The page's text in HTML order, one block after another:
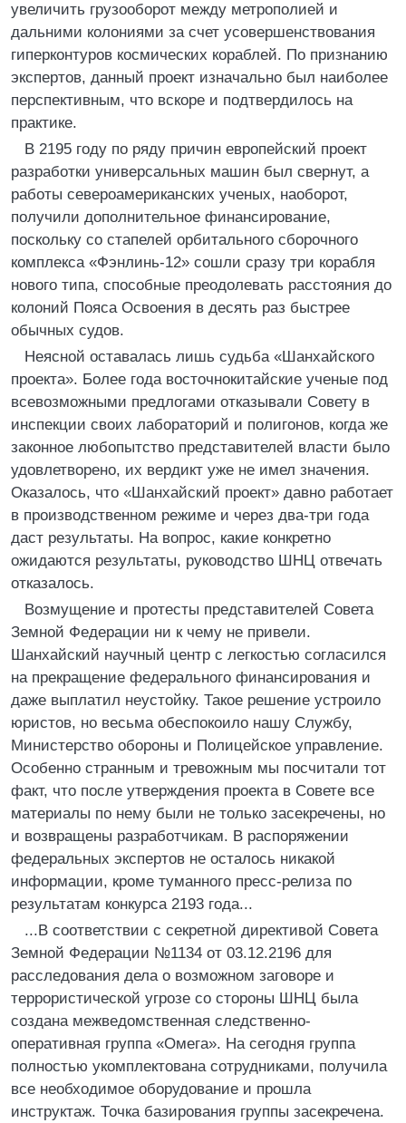
увеличить грузооборот между метрополией и
дальними колониями за счет усовершенствования
гиперконтуров космических кораблей. По признанию
экспертов, данный проект изначально был наиболее
перспективным, что вскоре и подтвердилось на
практике.
В 2195 году по ряду причин европейский проект
разработки универсальных машин был свернут, а
работы североамериканских ученых, наоборот,
получили дополнительное финансирование,
поскольку со стапелей орбитального сборочного
комплекса «Фэнлинь-12» сошли сразу три корабля
нового типа, способные преодолевать расстояния до
колоний Пояса Освоения в десять раз быстрее
обычных судов.
Неясной оставалась лишь судьба «Шанхайского
проекта». Более года восточнокитайские ученые под
всевозможными предлогами отказывали Совету в
инспекции своих лабораторий и полигонов, когда же
законное любопытство представителей власти было
удовлетворено, их вердикт уже не имел значения.
Оказалось, что «Шанхайский проект» давно работает
в производственном режиме и через два-три года
даст результаты. На вопрос, какие конкретно
ожидаются результаты, руководство ШНЦ отвечать
отказалось.
Возмущение и протесты представителей Совета
Земной Федерации ни к чему не привели.
Шанхайский научный центр с легкостью согласился
на прекращение федерального финансирования и
даже выплатил неустойку. Такое решение устроило
юристов, но весьма обеспокоило нашу Службу,
Министерство обороны и Полицейское управление.
Особенно странным и тревожным мы посчитали тот
факт, что после утверждения проекта в Совете все
материалы по нему были не только засекречены, но
и возвращены разработчикам. В распоряжении
федеральных экспертов не осталось никакой
информации, кроме туманного пресс-релиза по
результатам конкурса 2193 года...
...В соответствии с секретной директивой Совета
Земной Федерации №1134 от 03.12.2196 для
расследования дела о возможном заговоре и
террористической угрозе со стороны ШНЦ была
создана межведомственная следственно-
оперативная группа «Омега». На сегодня группа
полностью укомплектована сотрудниками, получила
все необходимое оборудование и прошла
инструктаж. Точка базирования группы засекречена.